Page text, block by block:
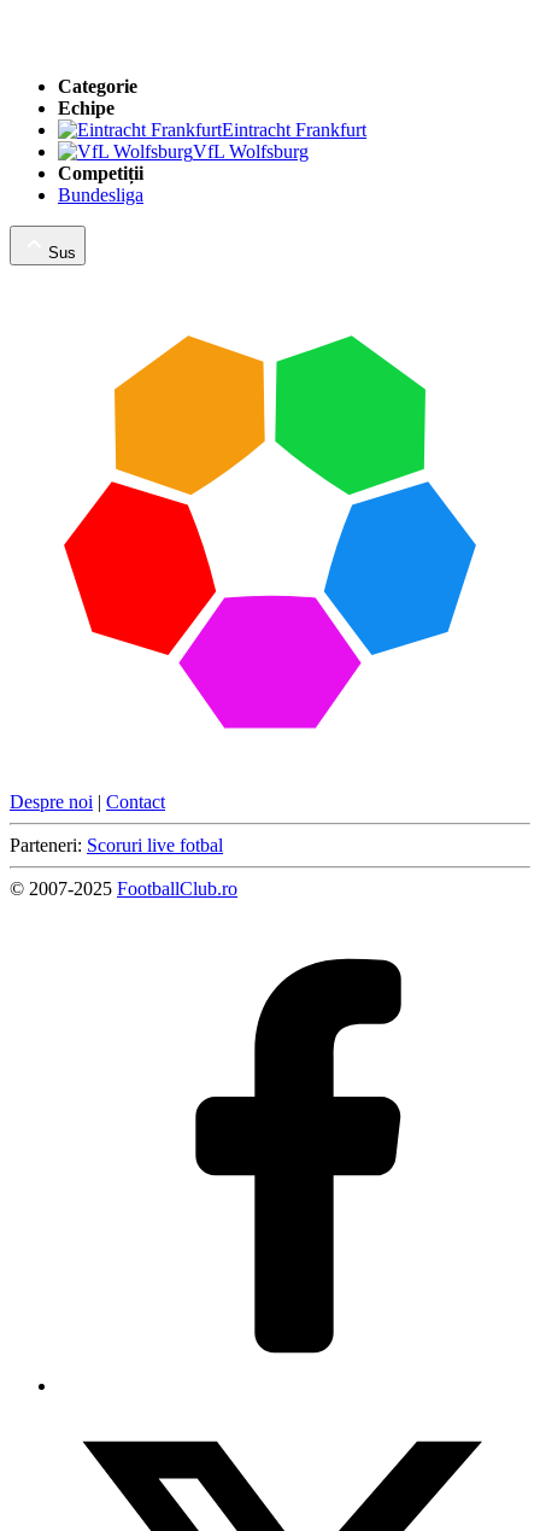
Categorie
Echipe
Eintracht Frankfurt
VfL Wolfsburg
Competiții
Bundesliga
Sus
Despre noi | Contact
Parteneri: Scoruri live fotbal
© 2007-2025 FootballClub.ro